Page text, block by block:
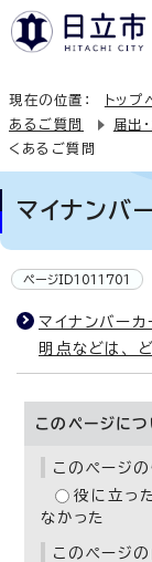
現在の位置： トップ
あるご質問
届出
くあるご質問
マイナンバ
ページID1011701
マイナンバー
明点などは、
このページに
このページ
役に立った
なかった
このページ